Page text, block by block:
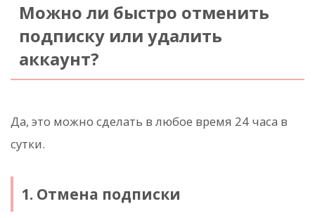
Можно ли быстро отменить
подписку или удалить
аккаунт?
Да, это можно сделать в любое время 24 часа в
сутки.
1. Отмена подписки